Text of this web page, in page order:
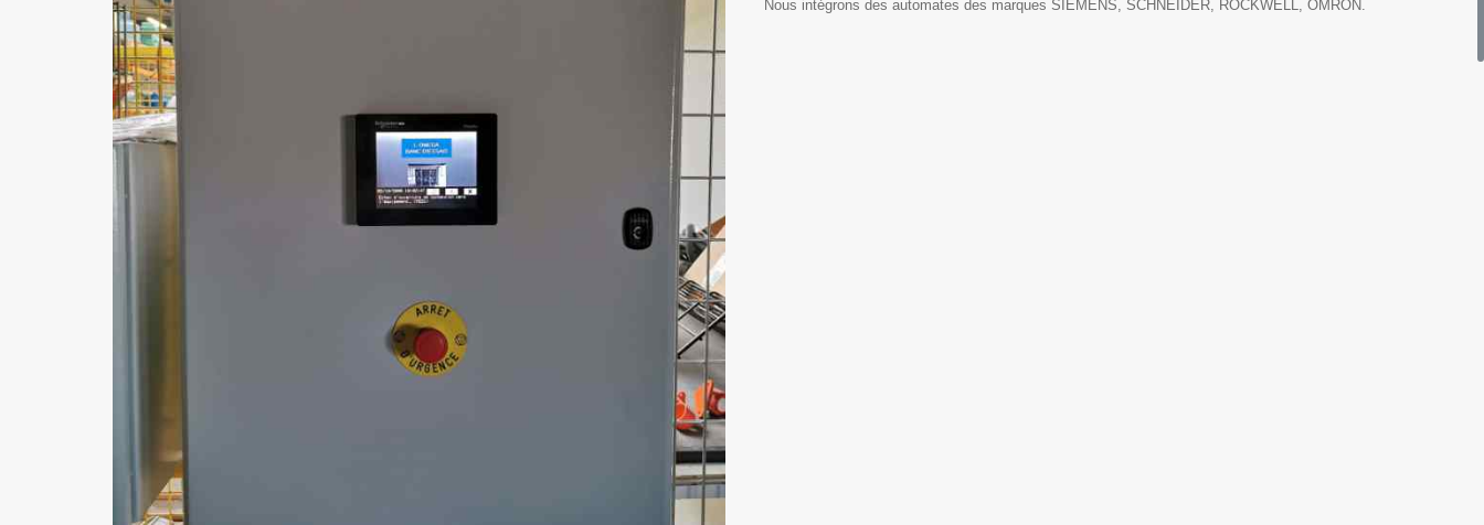
Nous intégrons des automates des marques SIEMENS, SCHNEIDER, ROCKWELL, OMRON.